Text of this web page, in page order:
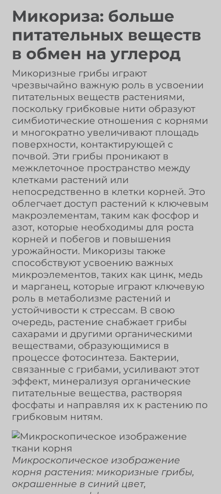
Микориза: больше
питательных веществ
в обмен на углерод
Микоризные грибы играют
чрезвычайно важную роль в усвоении
питательных веществ растениями,
поскольку грибковые нити образуют
симбиотические отношения с корнями
и многократно увеличивают площадь
поверхности, контактирующей с
почвой. Эти грибы проникают в
межклеточное пространство между
клетками растений или
непосредственно в клетки корней. Это
облегчает доступ растений к ключевым
макроэлементам, таким как фосфор и
азот, которые необходимы для роста
корней и побегов и повышения
урожайности. Микоризы также
способствуют усвоению важных
микроэлементов, таких как цинк, медь
и марганец, которые играют ключевую
роль в метаболизме растений и
устойчивости к стрессам. В свою
очередь, растение снабжает грибы
сахарами и другими органическими
веществами, образующимися в
процессе фотосинтеза. Бактерии,
связанные с грибами, усиливают этот
эффект, минерализуя органические
питательные вещества, растворяя
фосфаты и направляя их к растению по
грибковым нитям.
Микроскопическое изображение
корня растения: микоризные грибы,
окрашенные в синий цвет,